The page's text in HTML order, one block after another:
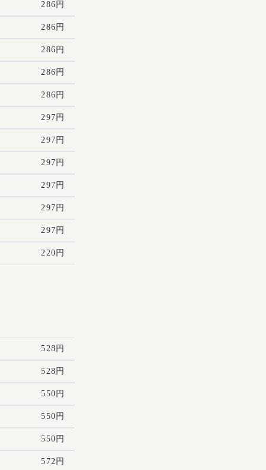
286円
286円
286円
286円
286円
297円
297円
297円
297円
297円
297円
220円
528円
528円
550円
550円
550円
572円